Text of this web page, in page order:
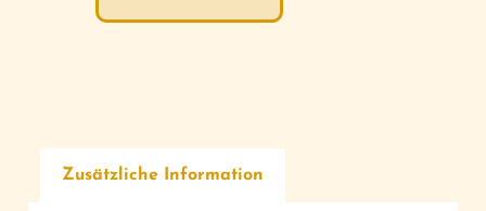
Zusätzliche Information